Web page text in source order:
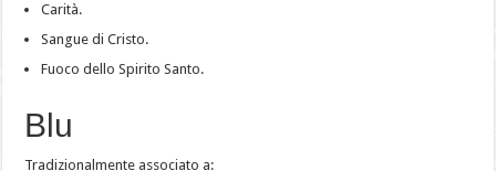
Carità.
Sangue di Cristo.
Fuoco dello Spirito Santo.
Blu
Tradizionalmente associato a: